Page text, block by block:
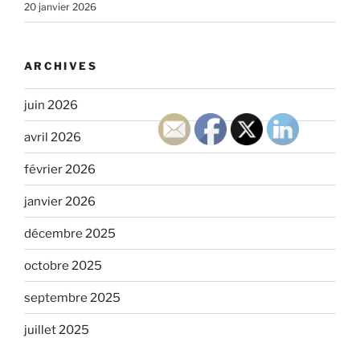
20 janvier 2026
ARCHIVES
juin 2026
avril 2026
février 2026
janvier 2026
décembre 2025
octobre 2025
septembre 2025
juillet 2025